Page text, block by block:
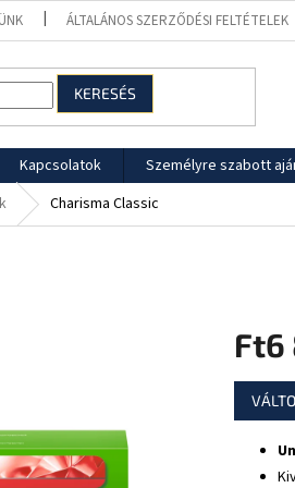
ÁLTALÁNOS SZERZŐDÉSI FELTÉTELEK
KERESÉS
Kapcsolatok Személyre szabott
Charisma Classic
Ft6